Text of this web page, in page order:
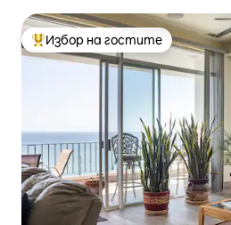
Най-популярен избор на
Избор на гостите